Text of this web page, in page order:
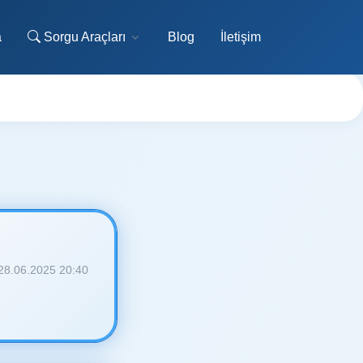
Sorgu Araçları Blog İletişim
20:40